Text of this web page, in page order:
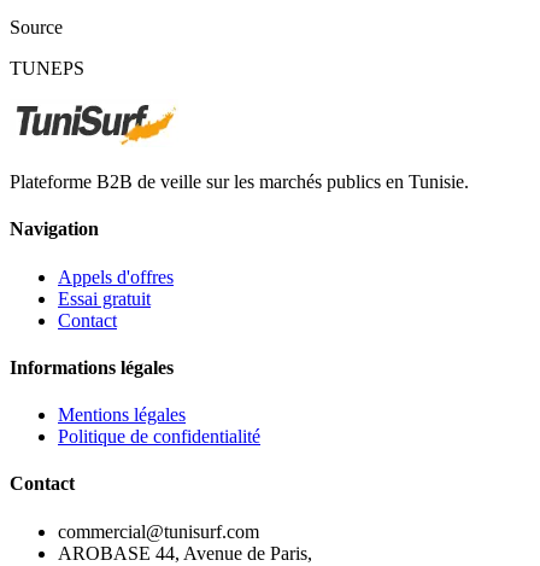
Source
TUNEPS
Plateforme B2B de veille sur les marchés publics en Tunisie.
Navigation
Appels d'offres
Essai gratuit
Contact
Informations légales
Mentions légales
Politique de confidentialité
Contact
commercial@tunisurf.com
AROBASE 44, Avenue de Paris,